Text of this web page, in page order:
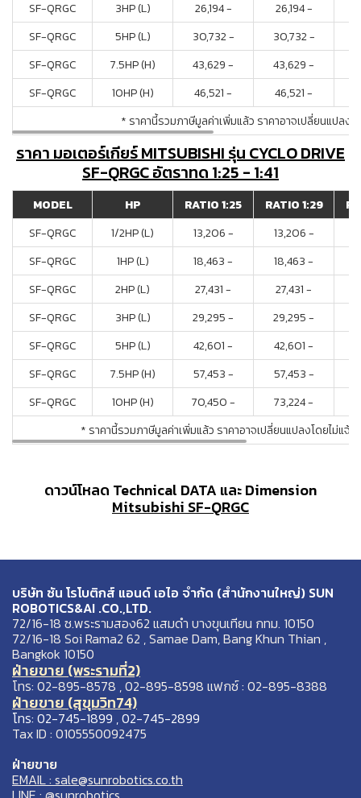
SF-QRGC
3HP (L) 26,194 - 26,194 -
SF-QRGC
5HP (L) 30,732 - 30,732 -
SF-QRGC
7.5HP (H) 43,629 - 43,629 -
SF-QRGC
10HP (H) 46,521 - 46,521 -
* ราคานี้รวมภาษีมูลค่าเพิ่มแล้ว ราคาอาจเปลี่ยนแปลงโ
ราคา มอเตอร์เกียร์ MITSUBISHI รุ่น CYCLO DRIVE
SF-QRGC อัตราทด 1:25 - 1:41
MODEL HP RATIO 1:25 RATIO 1:29
SF-QRGC
1/2HP (L) 13,206 - 13,206 -
SF-QRGC
1HP (L) 18,463 - 18,463 -
SF-QRGC
2HP (L) 27,431 - 27,431 -
SF-QRGC
3HP (L) 29,295 - 29,295 -
SF-QRGC
5HP (L) 42,601 - 42,601 -
SF-QRGC
7.5HP (H) 57,453 - 57,453 -
SF-QRGC
10HP (H) 70,450 - 73,224 -
* ราคานี้รวมภาษีมูลค่าเพิ่มแล้ว ราคาอาจเปลี่ยนแปลงโดยไม่แจ้ง
ดาวน์โหลด Technical DATA และ Dimension
Mitsubishi SF-QRGC
บริษัท ซัน โรโบติกส์ แอนด์ เอไอ จำกัด (สำนักงานใหญ่) SUN
ROBOTICS&AI .CO.,LTD.
72/16-18 ซ.พระรามสอง62 แสมดำ บางขุนเทียน กทม. 10150
72/16-18 Soi Rama2 62 , Samae Dam, Bang Khun Thian ,
Bangkok 10150
ฝ่ายขาย (พระรามที่2)
โทร: 02-895-8578 , 02-895-8598 แฟกซ์ : 02-895-8388
ฝ่ายขาย (สุขุมวิท74)
โทร: 02-745-1899 , 02-745-2899
Tax ID : 0105550092475
ฝ่ายขาย
EMAIL : sale@sunrobotics.co.th